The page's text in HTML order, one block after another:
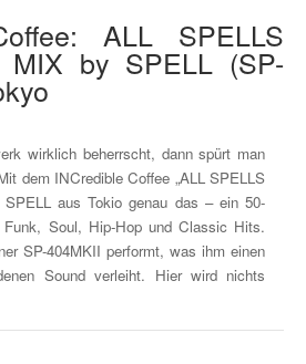
ALL SPELLS
MIX by SPELL (SP-
wirklich beherrscht, dann spürt man
dem INCredible Coffee „ALL SPELLS
aus Tokio genau das – ein 50-
Funk, Soul, Hip-Hop und Classic Hits.
SP-404MKII performt, was ihm einen
Sound verleiht. Hier wird nichts